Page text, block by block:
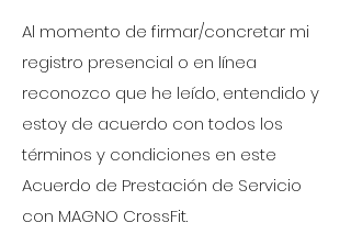
Al momento de firmar/concretar mi
registro presencial o en línea
reconozco que he leído, entendido y
estoy de acuerdo con todos los
términos y condiciones en este
Acuerdo de Prestación de Servicio
con MAGNO CrossFit.